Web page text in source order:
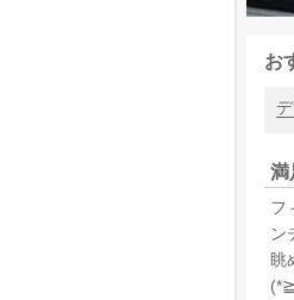
お
満
フ
ン
眺